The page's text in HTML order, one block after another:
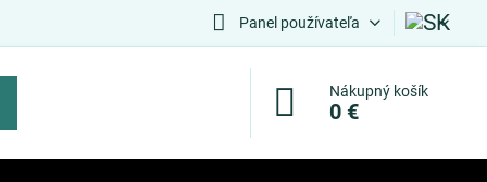
Panel používateľa
Nákupný košík
0 €